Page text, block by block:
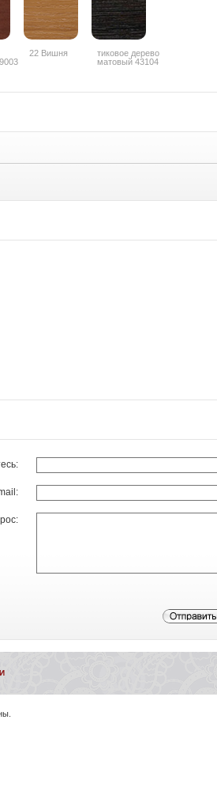
22 Вишня
тиковое дерево
матовый 43104